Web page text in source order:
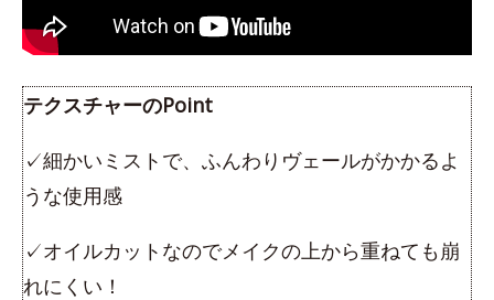
テクスチャーのPoint
✓細かいミストで、ふんわりヴェールがかかるよ
うな使用感
✓オイルカットなのでメイクの上から重ねても崩
れにくい！